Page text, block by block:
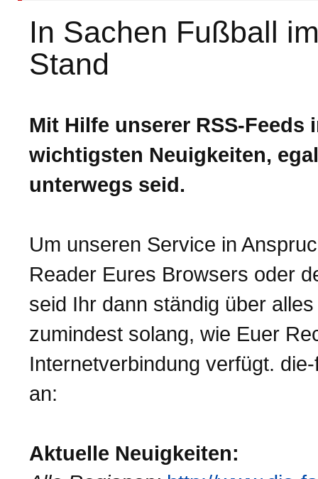
In Sachen Fußball
Stand
Mit Hilfe unserer RSS-
wichtigsten Neuigkeiten,
unterwegs seid.
Um unseren Service in
Reader Eures Browsers oder
seid Ihr dann ständig über
zumindest solang, wie Euer
Internetverbindung verfügt.
an:
Aktuelle Neuigkeiten: